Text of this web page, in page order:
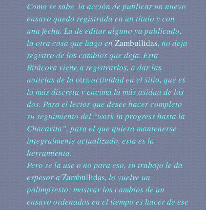
Como se sabe, la acción de publicar un nuevo
ensayo queda registrada en un título y con
una fecha. La de editar alguno ya publicado,
la otra cosa que hago en Zambullidas, no deja
registro de los cambios que deja. Esta
Bitácora viene a registrarlos, a dar las
noticias de la otraactividad en el sitio, que es
la más discreta y encima la más asidua de las
dos. Para el lector que desee hacer completo
su seguimiento del “work in progress hasta la
Chacarita”, para el que quiera mantenerse
integralmente actualizado, esta es la
herramienta.
Pero se la use o no para eso, su trabajo le da
espesor a Zambullidas, lo vuelve un
palimpsesto: mostrar los cambios de un
ensayo ordenados en el tiempo es hacer de ese